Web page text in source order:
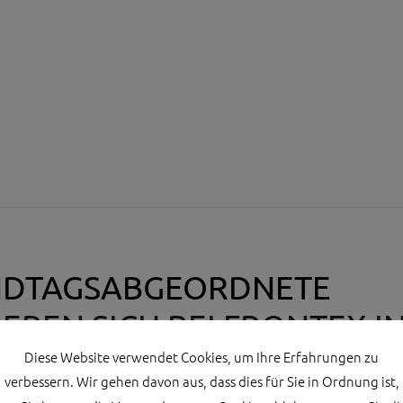
SICH BEI FRONTEX
ÜBER
Diese Website verwendet Cookies, um Ihre Erfahrungen zu
verbessern. Wir gehen davon aus, dass dies für Sie in Ordnung ist,